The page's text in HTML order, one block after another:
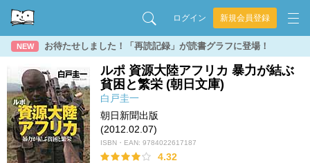
ログイン 新規会員登録
NEW お待たせしました！「再読記録」が読書グラフに登場！
ルポ 資源大陸アフリカ 暴力が結ぶ
貧困と繁栄 (朝日文庫)
白戸圭一
朝日新聞出版
(2012.02.07)
ISBN・EAN: 9784022617187
4.32